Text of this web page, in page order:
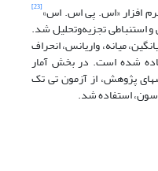
افزار «اس. پی اس. اس»[23]
و استنباطی تجزیه‌وتحلیل شد.
میانه، واریانس، انحراف
شده است. در بخش آمار
پژوهش، از آزمون تی ­تک
استفاده شد.